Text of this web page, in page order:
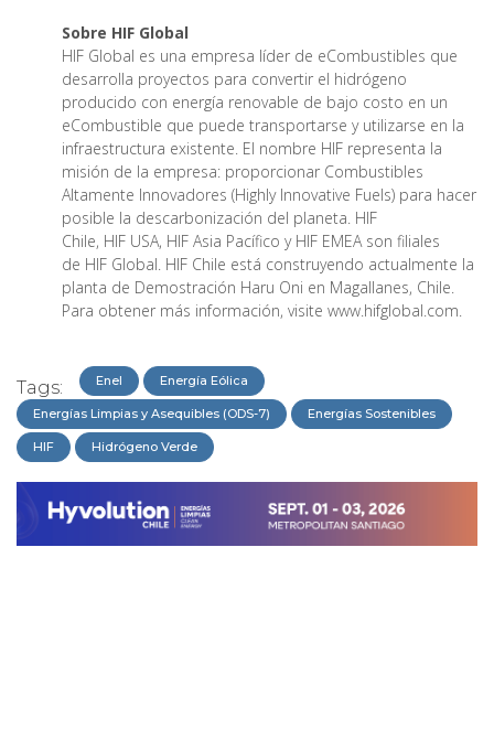
Sobre HIF Global
HIF Global es una empresa líder de eCombustibles que
desarrolla proyectos para convertir el hidrógeno
producido con energía renovable de bajo costo en un
eCombustible que puede transportarse y utilizarse en la
infraestructura existente. El nombre HIF representa la
misión de la empresa: proporcionar Combustibles
Altamente Innovadores (Highly Innovative Fuels) para hacer
posible la descarbonización del planeta. HIF
Chile, HIF USA, HIF Asia Pacífico y HIF EMEA son filiales
de HIF Global. HIF Chile está construyendo actualmente la
planta de Demostración Haru Oni en Magallanes, Chile.
Para obtener más información, visite www.hifglobal.com.
Tags: Enel Energía Eólica
Energías Limpias y Asequibles (ODS-7) Energías Sostenibles
HIF Hidrógeno Verde